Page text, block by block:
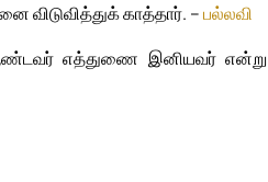
காத்தார். –பல்லவி
எத்துணை இனியவர் என்று